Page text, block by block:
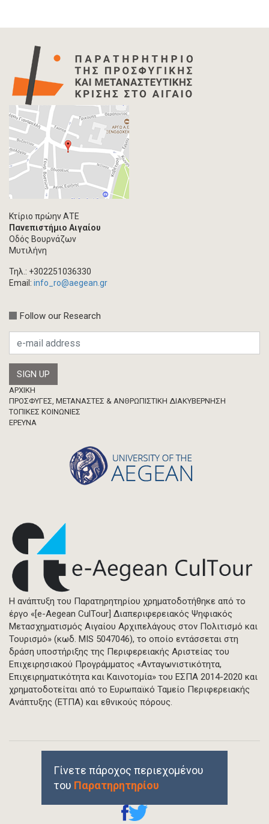
Κτίριο πρώην ΑΤΕ
Πανεπιστήμιο Αιγαίου
Οδός Βουρνάζων
Μυτιλήνη
Τηλ.: +302251036330
Email: info_ro@aegean.gr
Follow our Research
Footer
ΑΡΧΙΚΗ
ΠΡΟΣΦΥΓΕΣ, ΜΕΤΑΝΑΣΤΕΣ & ΑΝΘΡΩΠΙΣΤΙΚΗ ΔΙΑΚΥΒΕΡΝΗΣΗ
ΤΟΠΙΚΕΣ ΚΟΙΝΩΝΙΕΣ
ΈΡΕΥΝΑ
Η ανάπτυξη του Παρατηρητηρίου χρηματοδοτήθηκε από το
έργο «[e-Aegean CulTour] Διαπεριφερειακός Ψηφιακός
Μετασχηματισμός Αιγαίου Αρχιπελάγους στον Πολιτισμό και
Τουρισμό» (κωδ. MIS 5047046), το οποίο εντάσσεται στη
δράση υποστήριξης της Περιφερειακής Αριστείας του
Επιχειρησιακού Προγράμματος «Ανταγωνιστικότητα,
Επιχειρηματικότητα και Καινοτομία» του ΕΣΠΑ 2014-2020 και
χρηματοδοτείται από το Ευρωπαϊκό Ταμείο Περιφερειακής
Ανάπτυξης (ΕΤΠΑ) και εθνικούς πόρους.
Γίνετε πάροχος περιεχομένου
του Παρατηρητηρίου